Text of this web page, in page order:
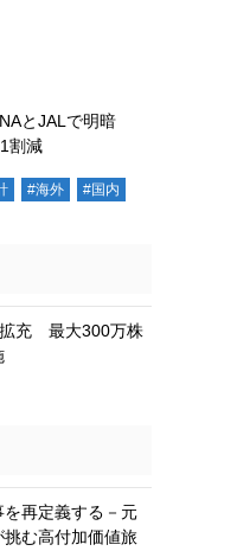
とJALで明暗
割減
#海外
#国内
拡充 最大300万株
を再定義する－元
む高付加価値旅